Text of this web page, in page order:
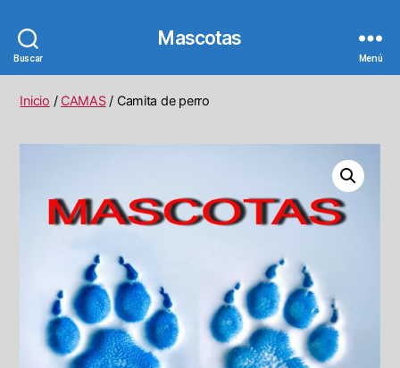
Buscar
Mascotas
Menú
Inicio / CAMAS/ Camita de perro